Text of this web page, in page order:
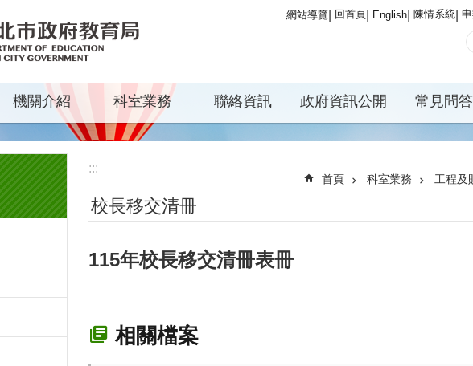
網站導覽 回首頁 English 陳情系統
機關介紹 科室業務 聯絡資訊 政府資訊公開 常見問答
:::
首頁 科室業務 工程及
校長移交清冊
115年校長移交清冊表冊
相關檔案